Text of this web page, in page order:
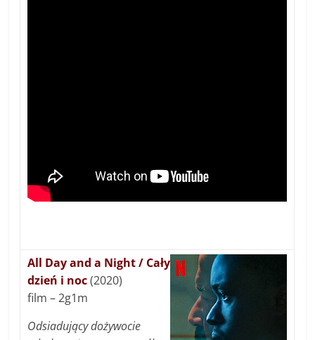
All Day and a Night / Cały
dzień i noc(2020)
film – 2g1m
Odsiadujący dożywocie